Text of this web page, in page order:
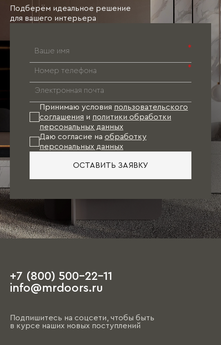
Подберём идеальное решение
для вашего интерьера
*
*
Принимаю условия пользовательского
соглашения и политики обработки
персональных данных
Даю согласие на обработку
персональных данных
ОСТАВИТЬ ЗАЯВКУ
+7 (800) 500-22-11
info@mrdoors.ru
Подпишитесь на соцсети, чтобы быть
в курсе наших новых поступлений